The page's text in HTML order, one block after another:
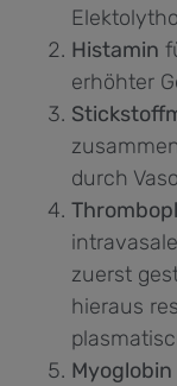
Histamin
erhöhter
durch
zuerst
hieraus
Myoglobin